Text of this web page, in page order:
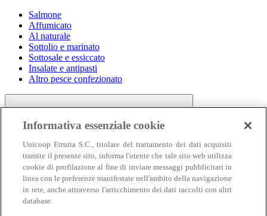
Salmone
Affumicato
Al naturale
Sottolio e marinato
Sottosale e essiccato
Insalate e antipasti
Altro pesce confezionato
Carne
Carne
Informativa essenziale cookie
Unicoop Etruria S.C., titolare del trattamento dei dati acquisiti
tramite il presente sito, informa l'utente che tale sito web utilizza
cookie di profilazione al fine di inviare messaggi pubblicitari in
linea con le preferenze manifestate nell'ambito della navigazione
in rete, anche attraverso l'arricchimento dei dati raccolti con altri
database.